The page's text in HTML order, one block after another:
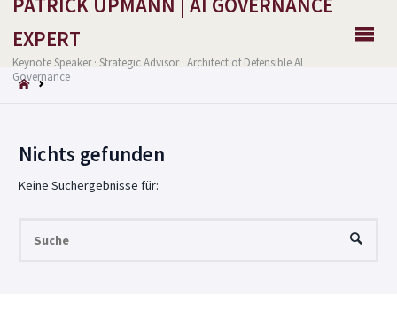
EXPERT
Keynote Speaker · Strategic Advisor · Architect of Defensible AI
Governance
START
Nichts gefunden
Keine Suchergebnisse für:
SUCHE